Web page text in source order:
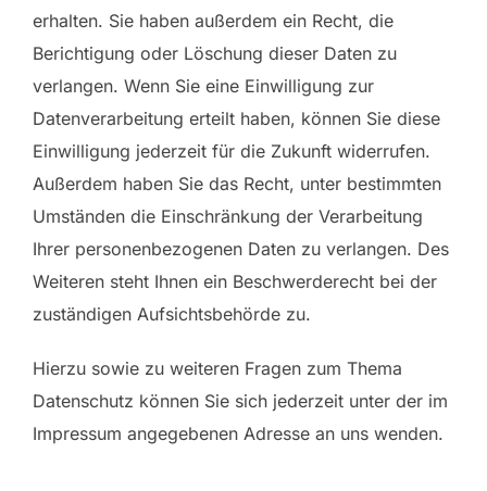
erhalten. Sie haben außerdem ein Recht, die
Berichtigung oder Löschung dieser Daten zu
verlangen. Wenn Sie eine Einwilligung zur
Datenverarbeitung erteilt haben, können Sie diese
Einwilligung jederzeit für die Zukunft widerrufen.
Außerdem haben Sie das Recht, unter bestimmten
Umständen die Einschränkung der Verarbeitung
Ihrer personenbezogenen Daten zu verlangen. Des
Weiteren steht Ihnen ein Beschwerderecht bei der
zuständigen Aufsichtsbehörde zu.
Hierzu sowie zu weiteren Fragen zum Thema
Datenschutz können Sie sich jederzeit unter der im
Impressum angegebenen Adresse an uns wenden.